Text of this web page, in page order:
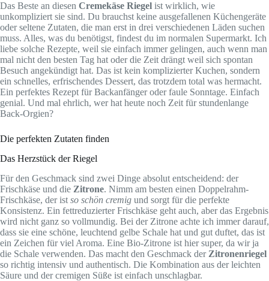
Das Beste an diesen Cremekäse Riegel ist wirklich, wie
unkompliziert sie sind. Du brauchst keine ausgefallenen Küchengeräte
oder seltene Zutaten, die man erst in drei verschiedenen Läden suchen
muss. Alles, was du benötigst, findest du im normalen Supermarkt. Ich
liebe solche Rezepte, weil sie einfach immer gelingen, auch wenn man
mal nicht den besten Tag hat oder die Zeit drängt weil sich spontan
Besuch angekündigt hat. Das ist kein komplizierter Kuchen, sondern
ein schnelles, erfrischendes Dessert, das trotzdem total was hermacht.
Ein perfektes Rezept für Backanfänger oder faule Sonntage. Einfach
genial. Und mal ehrlich, wer hat heute noch Zeit für stundenlange
Back-Orgien?
Die perfekten Zutaten finden
Das Herzstück der Riegel
Für den Geschmack sind zwei Dinge absolut entscheidend: der
Frischkäse und die Zitrone. Nimm am besten einen Doppelrahm-
Frischkäse, der ist so schön cremig und sorgt für die perfekte
Konsistenz. Ein fettreduzierter Frischkäse geht auch, aber das Ergebnis
wird nicht ganz so vollmundig. Bei der Zitrone achte ich immer darauf,
dass sie eine schöne, leuchtend gelbe Schale hat und gut duftet, das ist
ein Zeichen für viel Aroma. Eine Bio-Zitrone ist hier super, da wir ja
die Schale verwenden. Das macht den Geschmack der Zitronenriegel
so richtig intensiv und authentisch. Die Kombination aus der leichten
Säure und der cremigen Süße ist einfach unschlagbar.